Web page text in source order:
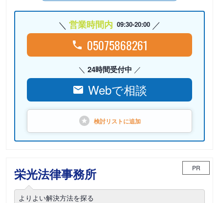
営業時間内 09:30-20:00
05075868261
24時間受付中
Webで相談
検討リストに追加
栄光法律事務所 PR
よりよい解決方法を探る